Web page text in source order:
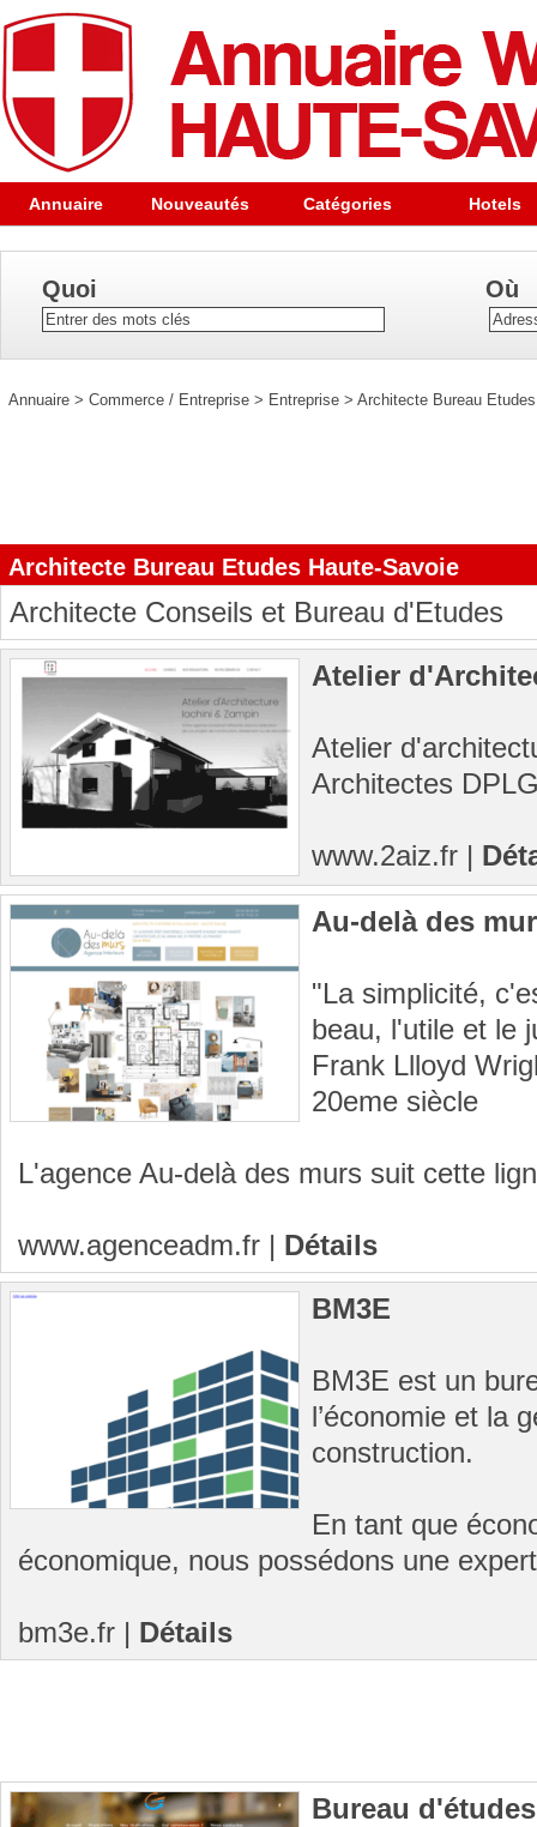
Annuaire Nouveautés Catégories Hotels
Quoi Où
Annuaire > Commerce / Entreprise > Entreprise > Architecte Bureau Etudes
Architecte Bureau Etudes Haute-Savoie
Architecte Conseils et Bureau d'Etudes
Atelier
Atelier
Architectes
www.2aiz.fr |
Au-delà des
"La simplicité,
beau, l'utile et le
Frank Llloyd
20eme siècle
L'agence Au-delà des murs suit cette
www.agenceadm.fr | Détails
BM3E
BM3E est un
l’économie et la
construction.
En tant que
économique, nous possédons une
bm3e.fr | Détails
Bureau